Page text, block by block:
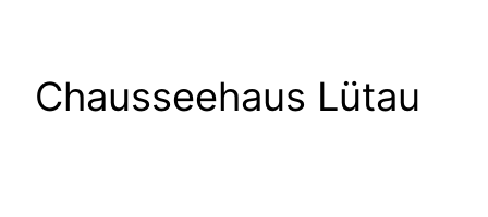
Chausseehaus Lütau